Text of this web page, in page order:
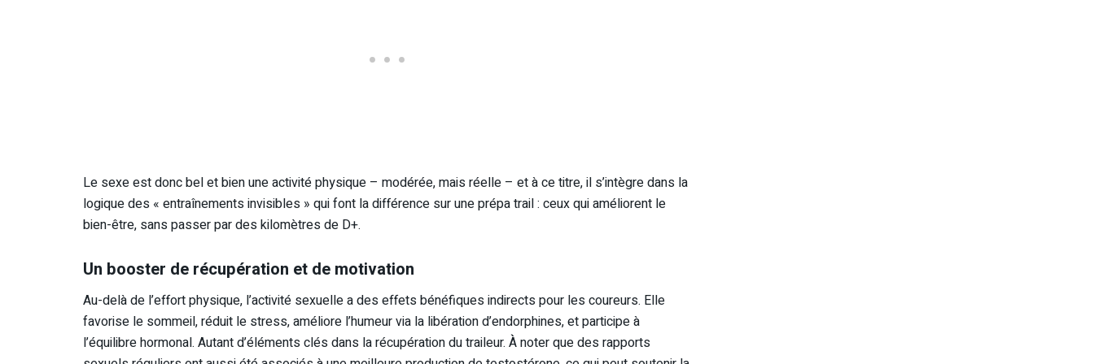
Le sexe est donc bel et bien une activité physique – modérée, mais réelle – et à ce titre, il s’intègre dans la
logique des « entraînements invisibles » qui font la différence sur une prépa trail : ceux qui améliorent le
bien-être, sans passer par des kilomètres de D+.
Un booster de récupération et de motivation
Au-delà de l’effort physique, l’activité sexuelle a des effets bénéfiques indirects pour les coureurs. Elle
favorise le sommeil, réduit le stress, améliore l’humeur via la libération d’endorphines, et participe à
l’équilibre hormonal. Autant d’éléments clés dans la récupération du traileur. À noter que des rapports